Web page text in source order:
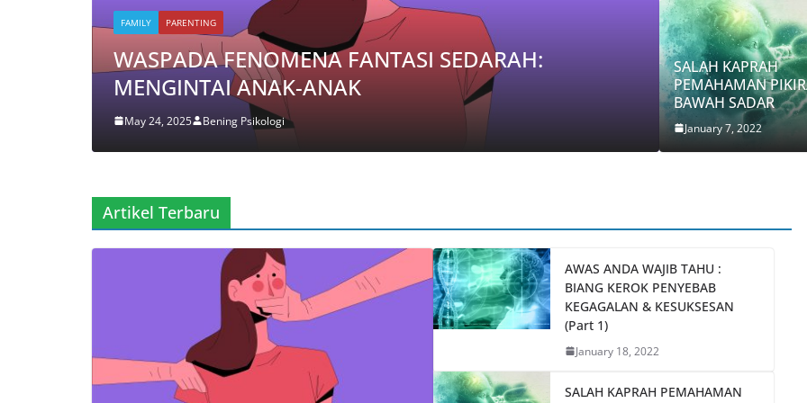
BELIEF PROGRAM PIKIRAN
AWAS ANDA WAJIB TAHU : BIANG KEROK
PENYEBAB KEGAGALAN & KESUKSESAN (Part 1)
January 18, 2022
SALAH KAPRAH
PEMAHAMAN
BAWAH SADAR
January 7, 2022
Artikel Terbaru
AWAS ANDA WAJIB TAHU :
BIANG KEROK PENYEBAB
KEGAGALAN & KESUKSESAN
(Part 1)
January 18, 2022
SALAH KAPRAH PEMAHAMAN